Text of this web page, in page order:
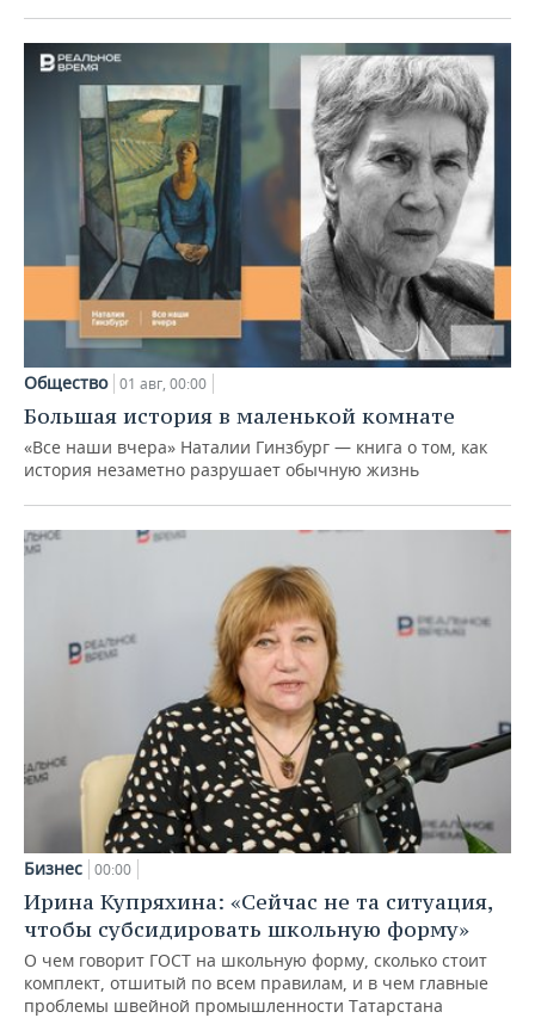
Общество 01 авг, 00:00
Большая история в маленькой комнате
«Все наши вчера» Наталии Гинзбург — книга о том, как
история незаметно разрушает обычную жизнь
Бизнес 00:00
Ирина Купряхина: «Сейчас не та ситуация,
чтобы субсидировать школьную форму»
О чем говорит ГОСТ на школьную форму, сколько стоит
комплект, отшитый по всем правилам, и в чем главные
проблемы швейной промышленности Татарстана